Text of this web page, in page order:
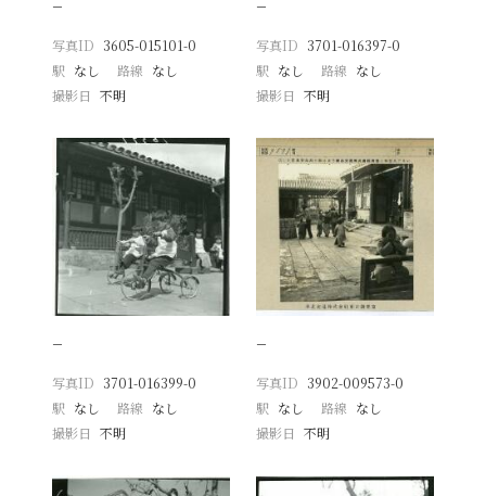
−
写真ID 3605-015101-0
駅 なし 路線 なし
撮影日
不明
−
写真ID 3701-016397-0
駅 なし 路線 なし
撮影日 不明
−
写真ID 3701-016399-0
駅 なし 路線 なし
撮影日
不明
−
写真ID 3902-009573-0
駅 なし 路線 なし
撮影日 不明